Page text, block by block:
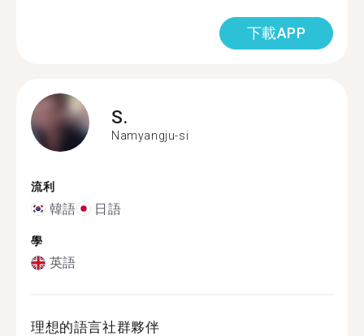
下載APP
S.
Namyangju-si
流利
韓語 日語
學
英語
理想的語言社群夥伴